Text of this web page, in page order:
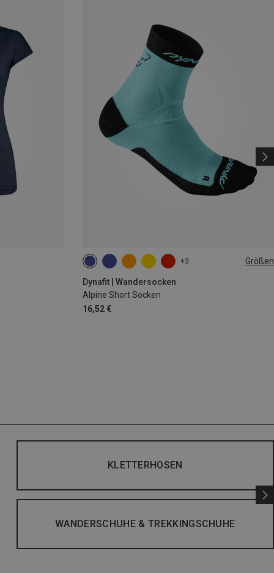
+3 Größen
Dynafit | Wandersocken
Alpine Short Socken
16,52 €
35|36|37|38 39|40|41|42
KLETTERHOSEN
WANDERSCHUHE & TREKKINGSCHUHE